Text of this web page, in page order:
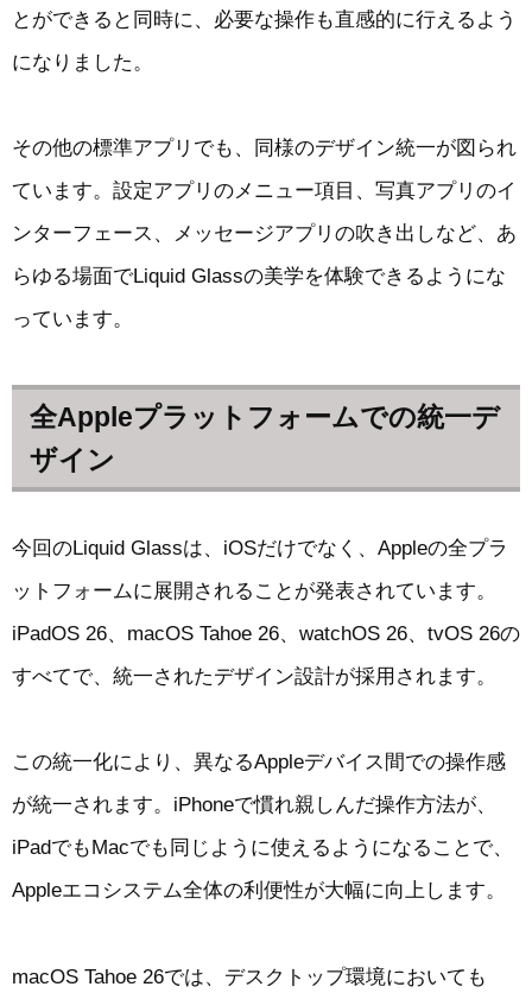
とができると同時に、必要な操作も直感的に行えるよう
になりました。
その他の標準アプリでも、同様のデザイン統一が図られ
ています。設定アプリのメニュー項目、写真アプリのイ
ンターフェース、メッセージアプリの吹き出しなど、あ
らゆる場面でLiquid Glassの美学を体験できるようにな
っています。
全Appleプラットフォームでの統一デ
ザイン
今回のLiquid Glassは、iOSだけでなく、Appleの全プラ
ットフォームに展開されることが発表されています。
iPadOS 26、macOS Tahoe 26、watchOS 26、tvOS 26の
すべてで、統一されたデザイン設計が採用されます。
この統一化により、異なるAppleデバイス間での操作感
が統一されます。iPhoneで慣れ親しんだ操作方法が、
iPadでもMacでも同じように使えるようになることで、
Appleエコシステム全体の利便性が大幅に向上します。
macOS Tahoe 26では、デスクトップ環境においても